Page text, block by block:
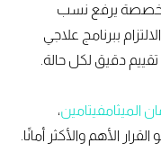
يرفع نسب
ببرنامج علاجي
دقيق لكل حالة.
الميثامفيتامين،
الأهم والأكثر أمانًا.